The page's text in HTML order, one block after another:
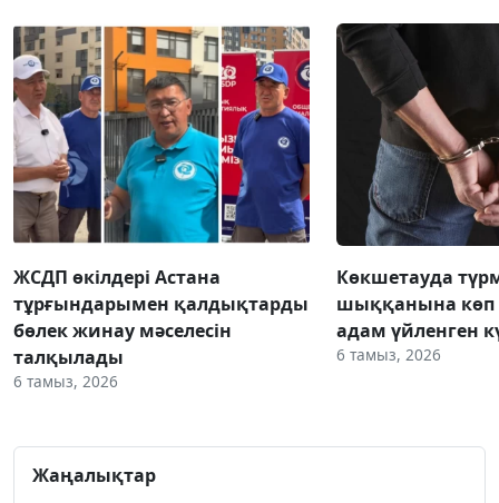
ЖСДП өкілдері Астана
тұрғындарымен қалдықтарды
бөлек жинау мәселесін
талқылады
6 тамыз, 2026
Көкшетауда
шыққанына көп
адам үйленген
6 тамыз, 2026
Жаңалықтар